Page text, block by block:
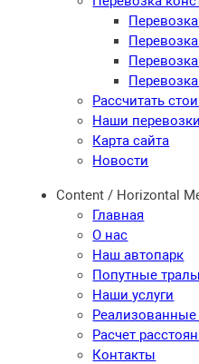
­Рассчитать
Наши перевозки
Карта сайта
Новости
Content / Horizontal
Главная
О нас
Наш автопарк
Попутные тралы
Наши услуги
Расчет
Контакты